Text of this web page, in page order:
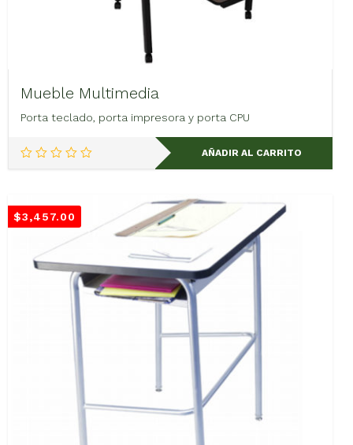
Mueble Multimedia
Porta teclado, porta impresora y porta CPU
AÑADIR AL CARRITO
$3,457.00